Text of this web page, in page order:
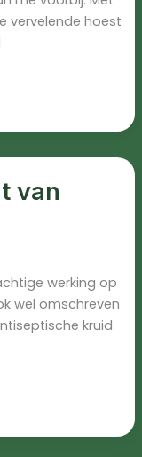
vervelende hoest
van
werking op
wel omschreven
kruid